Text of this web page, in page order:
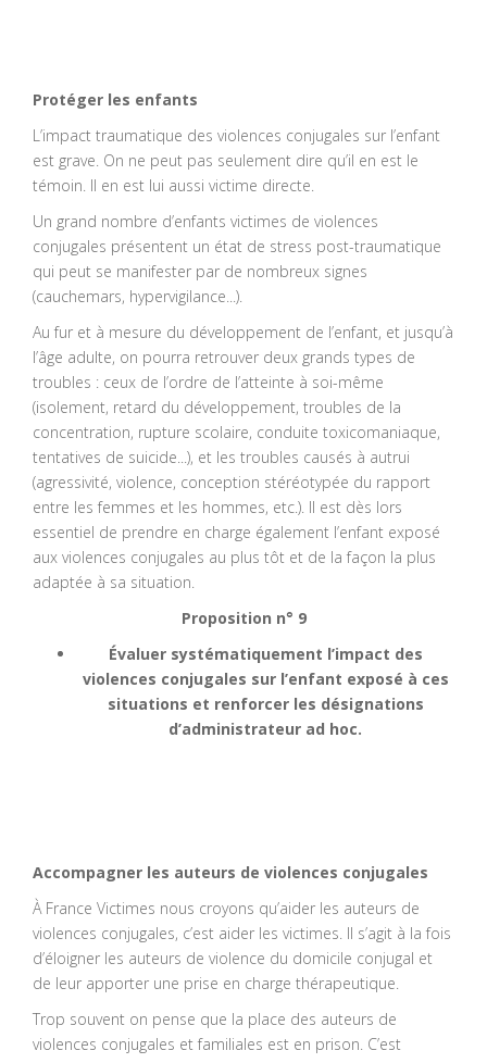
Protéger les enfants
L’impact traumatique des violences conjugales sur l’enfant
est grave. On ne peut pas seulement dire qu’il en est le
témoin. Il en est lui aussi victime directe.
Un grand nombre d’enfants victimes de violences
conjugales présentent un état de stress post-traumatique
qui peut se manifester par de nombreux signes
(cauchemars, hypervigilance...).
Au fur et à mesure du développement de l’enfant, et jusqu’à
l’âge adulte, on pourra retrouver deux grands types de
troubles : ceux de l’ordre de l’atteinte à soi-même
(isolement, retard du développement, troubles de la
concentration, rupture scolaire, conduite toxicomaniaque,
tentatives de suicide...), et les troubles causés à autrui
(agressivité, violence, conception stéréotypée du rapport
entre les femmes et les hommes, etc.). Il est dès lors
essentiel de prendre en charge également l’enfant exposé
aux violences conjugales au plus tôt et de la façon la plus
adaptée à sa situation.
Proposition n° 9
Évaluer systématiquement l’impact des
violences conjugales sur l’enfant exposé à ces
situations et renforcer les désignations
d’administrateur ad hoc.
Accompagner les auteurs de violences conjugales
À France Victimes nous croyons qu’aider les auteurs de
violences conjugales, c’est aider les victimes. Il s’agit à la fois
d’éloigner les auteurs de violence du domicile conjugal et
de leur apporter une prise en charge thérapeutique.
Trop souvent on pense que la place des auteurs de
violences conjugales et familiales est en prison. C’est